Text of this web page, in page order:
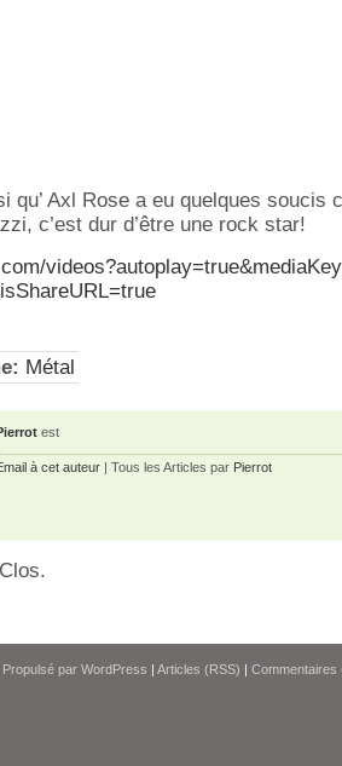
qu’ Axl Rose a eu quelques soucis
c’est dur d’être une rock star!
Métal
est
à cet auteur | Tous les Articles par Pierrot
Propulsé par WordPress | Articles (RSS) | Commentaires